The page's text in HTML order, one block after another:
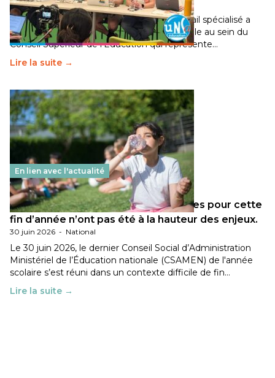
30 juin 2026-National
Pendant plusieurs mois, un groupe de travail spécialisé a
travaillé sur la transition écologique de l’Ecole au sein du
Conseil Supérieur de l’Éducation qui représente…
Lire la suite →
En lien avec l'actualité
Les décisions ministérielles attendues pour cette
fin d’année n’ont pas été à la hauteur des enjeux.
30 juin 2026 - National
Le 30 juin 2026, le dernier Conseil Social d’Administration
Ministériel de l’Éducation nationale (CSAMEN) de l'année
scolaire s’est réuni dans un contexte difficile de fin…
Lire la suite →